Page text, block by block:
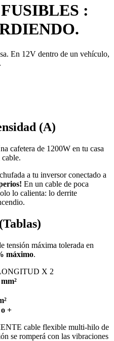
:
En 12V dentro de un vehículo,
(A)
cafetera de 1200W en tu casa
a tu inversor conectado a
En un cable de poca
lo calienta: lo derrite
tensión máxima tolerada en
máximo.
X 2
+
cable flexible multi-hilo de
se romperá con las vibraciones